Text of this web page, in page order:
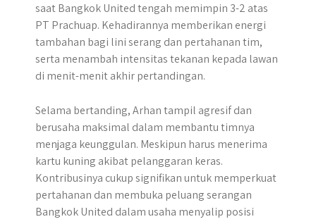
saat Bangkok United tengah memimpin 3-2 atas
PT Prachuap. Kehadirannya memberikan energi
tambahan bagi lini serang dan pertahanan tim,
serta menambah intensitas tekanan kepada lawan
di menit-menit akhir pertandingan.
Selama bertanding, Arhan tampil agresif dan
berusaha maksimal dalam membantu timnya
menjaga keunggulan. Meskipun harus menerima
kartu kuning akibat pelanggaran keras.
Kontribusinya cukup signifikan untuk memperkuat
pertahanan dan membuka peluang serangan
Bangkok United dalam usaha menyalip posisi